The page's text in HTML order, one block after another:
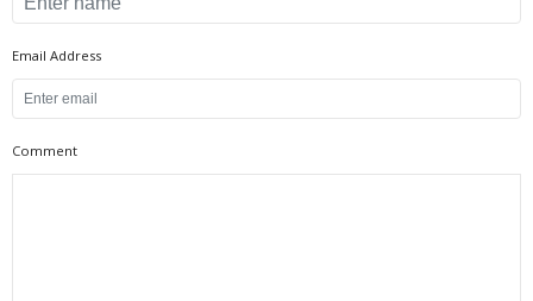
Email Address
Comment